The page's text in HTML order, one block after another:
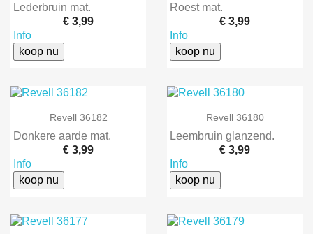
Lederbruin mat.
€ 3,99
Info
koop nu
Roest mat.
€ 3,99
Info
koop nu
Revell 36182
Donkere aarde mat.
€ 3,99
Info
koop nu
Revell 36180
Leembruin glanzend.
€ 3,99
Info
koop nu